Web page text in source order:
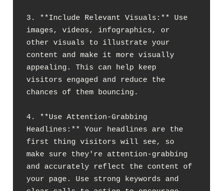
3. **Include Relevant Visuals:** Use
images, videos, infographics, or
other visuals to illustrate your
content and make it more visually
appealing. This can help keep
visitors engaged and reduce the
chances of them bouncing.
4. **Use Attention-Grabbing
Headlines:** Your headlines are the
first thing visitors will see, so
make sure they're attention-grabbing
and accurately reflect the content of
your page. Use strong keywords and